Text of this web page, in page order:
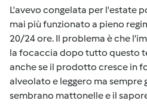
L'avevo congelata per l'estate
mai più funzionato a pieno
20/24 ore. Il problema è che
la focaccia dopo tutto questo
anche se il prodotto cresce in
alveolato e leggero ma
sembrano mattonelle e il